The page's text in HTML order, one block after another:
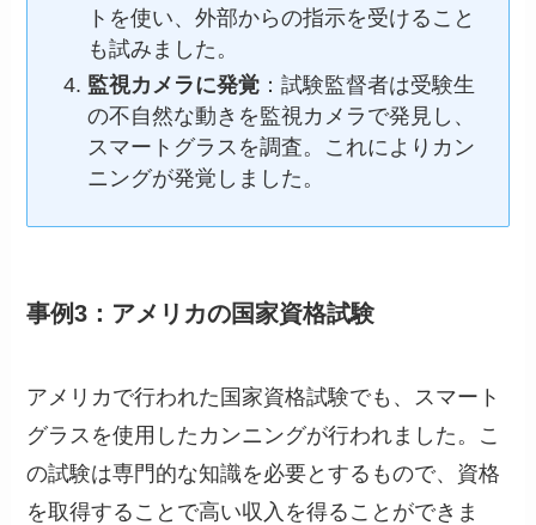
トを使い、外部からの指示を受けること
も試みました。
監視カメラに発覚：試験監督者は受験生
の不自然な動きを監視カメラで発見し、
スマートグラスを調査。これによりカン
ニングが発覚しました。
事例3：アメリカの国家資格試験
アメリカで行われた国家資格試験でも、スマート
グラスを使用したカンニングが行われました。こ
の試験は専門的な知識を必要とするもので、資格
を取得することで高い収入を得ることができま